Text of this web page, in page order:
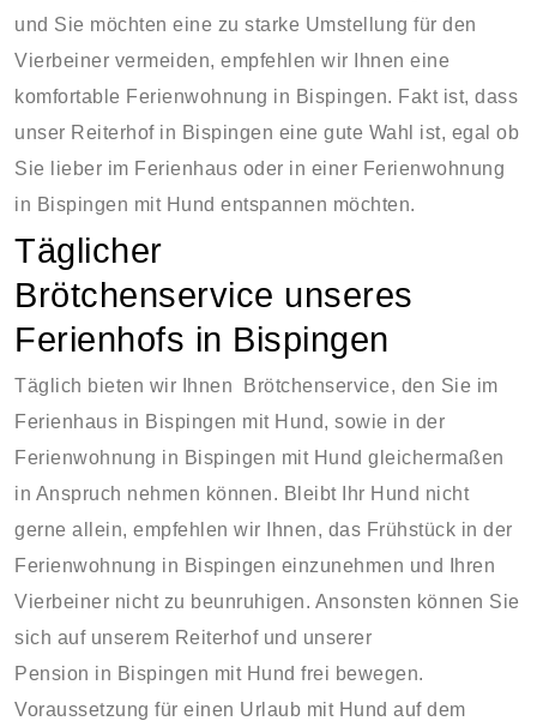
und Sie möchten eine zu starke Umstellung für den
Vierbeiner vermeiden, empfehlen wir Ihnen eine
komfortable Ferienwohnung in Bispingen. Fakt ist, dass
unser Reiterhof in Bispingen eine gute Wahl ist, egal ob
Sie lieber im Ferienhaus oder in einer Ferienwohnung
in Bispingen mit Hund entspannen möchten.
Täglicher
Brötchenservice unseres
Ferienhofs in Bispingen
Täglich bieten wir Ihnen Brötchenservice, den Sie im
Ferienhaus in Bispingen mit Hund, sowie in der
Ferienwohnung in Bispingen mit Hund gleichermaßen
in Anspruch nehmen können. Bleibt Ihr Hund nicht
gerne allein, empfehlen wir Ihnen, das Frühstück in der
Ferienwohnung in Bispingen einzunehmen und Ihren
Vierbeiner nicht zu beunruhigen. Ansonsten können Sie
sich auf unserem Reiterhof und unserer
Pension in Bispingen mit Hund frei bewegen.
Voraussetzung für einen Urlaub mit Hund auf dem